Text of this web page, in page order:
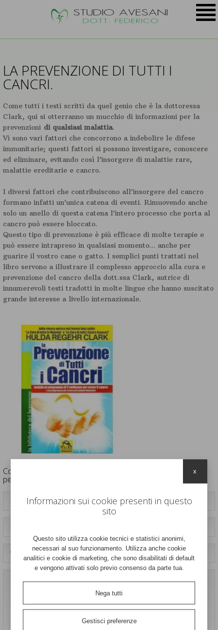
LA PREVENZIONE DI TUTTI I
CANCRI.
Come tutti i testi scritti da quel genio che è la dottoressa
Clark, qui si otterranno un mucchio di informazioni per la
prevenzioni di qualsiasi malattia.
Vi sono vari fattori che concorrono a indebolire le difese
immunitarie; questi fattori si possono investigare, conoscere
ed eliminare, evitando così l’insorgere di malattie rare,
malattie ereditarie e cancro.
I diversi fattori che contribuiscono all’insorgere del cancro
formano infatti un’unica catena di eventi. Rimuovendo anche
solo un anello di questa catena l’intero processo che porta al
cancro può essere bloccato.
Questo tipo di prevenzione è più efficace di molte terapie e
può essere intrapreso in qualsiasi momento... anche per
guarire il vostro cane o gatto. I semplici punti trattati nel
libro servono a illustrare il complesso approccio alla cura e
prevenzione del cancro della dott.ssa Clark, autrice di
innumerevoli testi tradotti in molte lingue che hanno suscitato
grande interesse a livello internazionale.
Contattaci per informazioni o per un piano di trattamento
personalizzato
Informazioni sui cookie presenti in questo
sito
Questo sito utilizza cookie tecnici e statistici anonimi,
necessari al suo funzionamento. Utilizza anche cookie
analitici e cookie di marketing, che sono disabilitati di default
e vengono attivati solo previo consenso da parte tua.
Nega tutti
Gestisci preferenze
x